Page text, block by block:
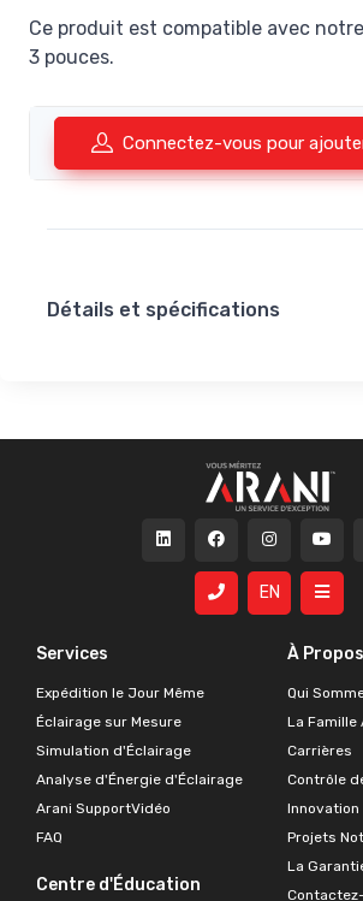
Ce produit est compatible avec
3 pouces.
Connectez-vous pour
Détails et spécifications
Services
Expédition le Jour Même
Éclairage sur Mesure
Simulation d'Éclairage
Analyse d'Énergie d'Éclairage
Arani SupportVidéo
FAQ
Centre d'Éducation
À
Qui
La Famille
Carrières
Contrôle
Innovation
Projets
La
EN